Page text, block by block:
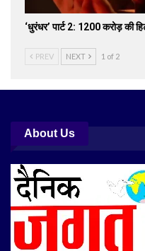
‘धुरंधर’ पार्ट 2: 1200 करोड़ की
PREV NEXT 1 of 2
About Us